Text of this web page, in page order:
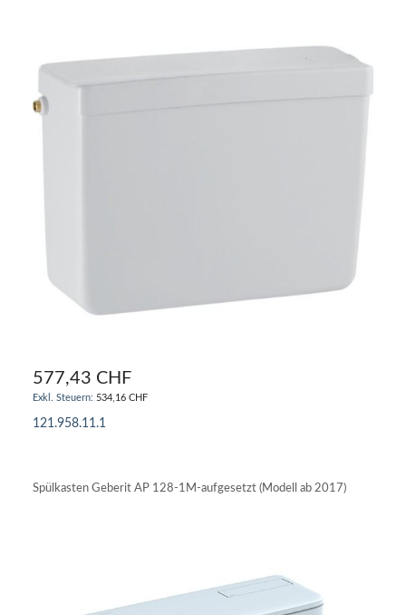
577,43 CHF
534,16 CHF
121.958.11.1
Spülkasten Geberit AP 128-1M-aufgesetzt (Modell ab 2017)